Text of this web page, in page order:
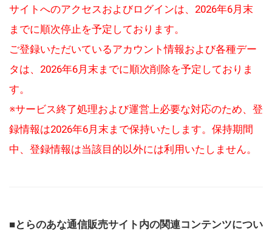
サイトへのアクセスおよびログインは、2026年6月末
までに順次停止を予定しております。
ご登録いただいているアカウント情報および各種デー
タは、2026年6月末までに順次削除を予定しておりま
す。
※サービス終了処理および運営上必要な対応のため、登
録情報は2026年6月末まで保持いたします。保持期間
中、登録情報は当該目的以外には利用いたしません。
■とらのあな通信販売サイト内の関連コンテンツについ